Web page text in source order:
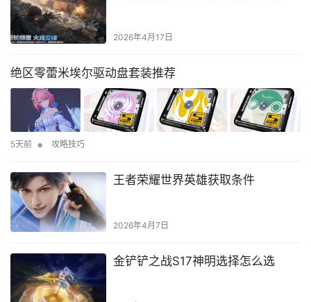
2026年4月17日
绝区零蕾米埃尔驱动盘套装推荐
5天前 • 攻略技巧
王者荣耀世界英雄获取条件
2026年4月7日
金铲铲之战S17神明选择怎么选